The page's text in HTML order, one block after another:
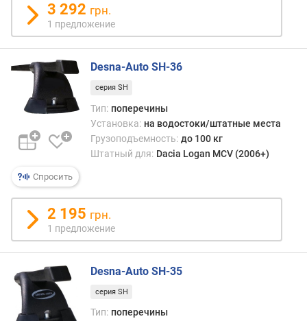
о
л
-
в
о
е
л
с
и
е
ш
3 292 грн.
1 предложение
Спросить
Desna-Auto SH-36
серия SH
Тип: поперечины
Установка: на водостоки/штатные места
Грузоподъемность: до 100 кг
Штатный для: Dacia Logan MCV (2006+)
2 195 грн.
1 предложение
Desna-Auto SH-35
серия SH
Тип: поперечины